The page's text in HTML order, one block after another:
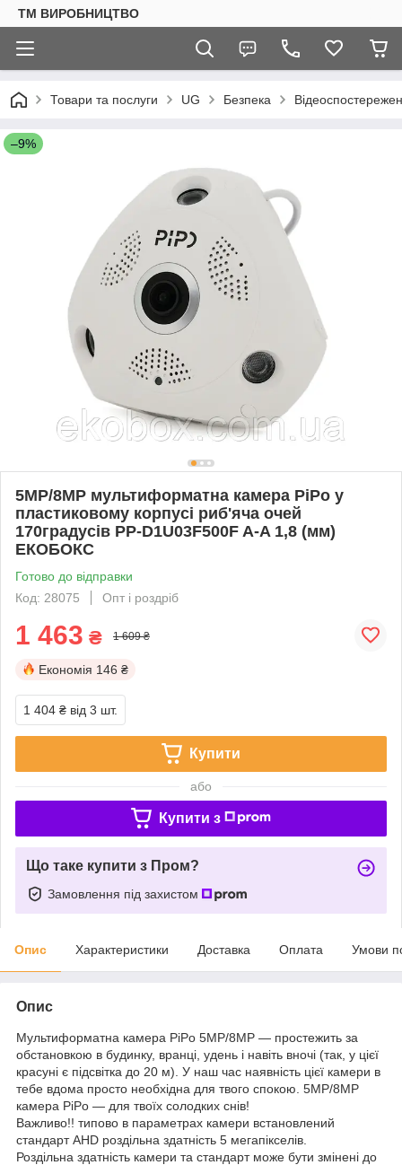
ТМ ВИРОБНИЦТВО
Товари та послуги UG Безпека
–9%
5MP/8MP мультиформатна камера PiPo у
пластиковому корпусі риб'яча очей
170градусів PP-D1U03F500F A-A 1,8 (мм)
ЕКОБОКС
Готово до відправки
Код: 28075
Опт і роздріб
1 463 ₴ 1 609 ₴
Економія 146 ₴
1 404 ₴ від 3 шт.
Купити
або
Купити з
Що таке купити з Пром?
Замовлення під захистом
Опис Характеристики Доставка Оплата Умови
Опис
Мультиформатна камера PiPo 5MP/8MP — простежить за
обстановкою в будинку, вранці, удень і навіть вночі (так, у цієї
красуні є підсвітка до 20 м). У наш час наявність цієї камери в
тебе вдома просто необхідна для твого спокою. 5MP/8MP
камера PiPo — для твоїх солодких снів!
Важливо!! типово в параметрах камери встановлений
стандарт AHD роздільна здатність 5 мегапікселів.
Роздільна здатність камери та стандарт може бути змінені до